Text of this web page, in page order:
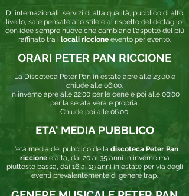
Dj internazionali, servizi di alta qualità, pubblico di alto
livello, sale pensate allo stile e al rispetto del dettaglio,
con idee sempre nuove che cambiano l'aspetto del più
raffinato tra i locali riccione evento per evento.
ORARI PETER PAN RICCIONE
La Discoteca Peter Pan in estate apre alle 23:00 e
chiude alle 06:00.
In inverno apre alle 22:00 per le cene e poi alle 00:00
per la serata vera e propria.
Chiude poi alle 06:00.
ETA' MEDIA PUBBLICO
L'età media del pubblico della discoteca Peter Pan
riccioneè alta, dai 20 ai 35 anni in inverno ma
piuttosto bassa, dai 16 ai 19 anni in estate per via degli
eventi prevalentemente di genere trap.